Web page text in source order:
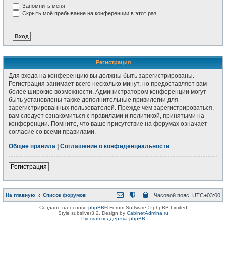
Запомнить меня
Скрыть моё пребывание на конференции в этот раз
Регистрация
Для входа на конференцию вы должны быть зарегистрированы.
Регистрация занимает всего несколько минут, но предоставляет вам
более широкие возможности. Администратором конференции могут
быть установлены также дополнительные привилегии для
зарегистрированных пользователей. Прежде чем зарегистрироваться,
вам следует ознакомиться с правилами и политикой, принятыми на
конференции. Помните, что ваше присутствие на форумах означает
согласие со всеми правилами.
Общие правила
Соглашение о конфиденциальности
Регистрация
На главную Список форумов Часовой пояс: UTC+03:00
Создано на основе phpBB® Forum Software © phpBB Limited
Style subsilver3.2. Design by CabinetAdmina.ru
Русская поддержка phpBB